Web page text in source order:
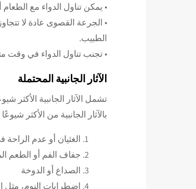
• يمكن تناول الدواء مع
• الجرعة القصوى عادة لا
الطبيب.
• تجنب تناول الدواء في وقت
الآثار الجانبية المحتملة
تشمل الآثار الجانبية الأكثر
بالآثار الجانبية من الأكثر
الغثيان أو عدم الراحة
جفاف الفم أو الطعم
الصداع أو الدوخة
اضطرابات النوم، مثل